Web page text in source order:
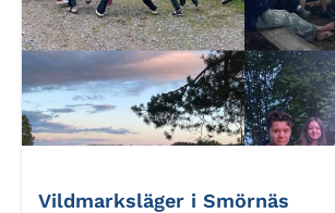
Vildmarksläger i Smörnäs